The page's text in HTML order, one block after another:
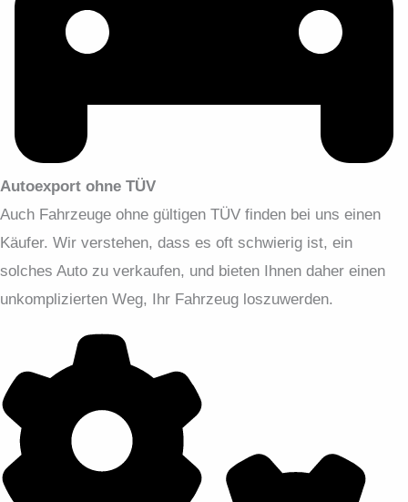
Autoexport ohne TÜV
Auch Fahrzeuge ohne gültigen TÜV finden bei uns einen
Käufer. Wir verstehen, dass es oft schwierig ist, ein
solches Auto zu verkaufen, und bieten Ihnen daher einen
unkomplizierten Weg, Ihr Fahrzeug loszuwerden.